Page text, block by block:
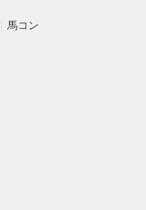
馬コン